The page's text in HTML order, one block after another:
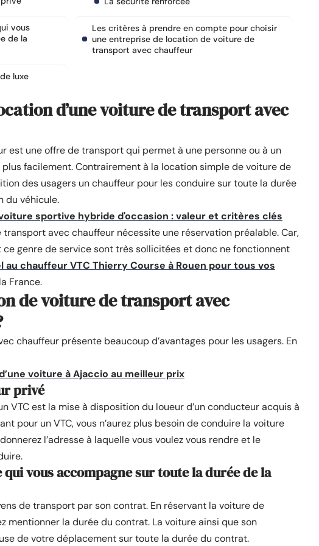
vous
de la
luxe
Les critères à prendre en compte pour choisir
une entreprise de location de voiture de
transport avec chauffeur
d’une voiture de transport avec
est une offre de transport qui permet à une personne ou à un
facilement. Contrairement à la location simple de voiture de
des usagers un chauffeur pour les conduire sur toute la durée
du véhicule.
sportive hybride d'occasion : valeur et critères clés
transport avec chauffeur nécessite une réservation préalable. Car,
genre de service sont très sollicitées et donc ne fonctionnent
au chauffeur VTC Thierry Course à Rouen pour tous vos
France.
de voiture de transport avec
chauffeur présente beaucoup d’avantages pour les usagers. En
voiture à Ajaccio au meilleur prix
privé
VTC est la mise à disposition du loueur d’un conducteur acquis à
pour un VTC, vous n’aurez plus besoin de conduire la voiture
l’adresse à laquelle vous voulez vous rendre et le
vous accompagne sur toute la durée de la
de transport par son contrat. En réservant la voiture de
mentionner la durée du contrat. La voiture ainsi que son
de votre déplacement sur toute la durée du contrat.